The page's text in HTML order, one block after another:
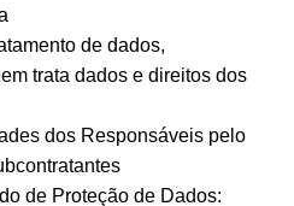
de dados,
trata dados e direitos dos
dos Responsáveis pelo
de Proteção de Dados: